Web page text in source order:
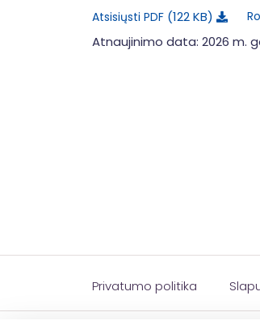
Atsisiųsti PDF 122 KB
Atnaujinimo data: 2026 m.
Privatumo politika